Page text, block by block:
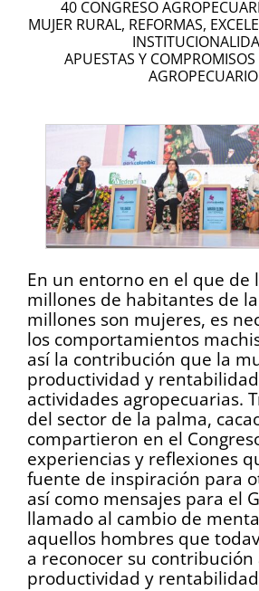
40 CONGRESO
MUJER RURAL, REFORMAS,
APUESTAS Y COMPROMISOS
AGROPECUARIO
En un entorno en el que de
millones de habitantes de
millones son mujeres, es
los comportamientos
así la contribución que la
productividad y
actividades agropecuarias.
del sector de la palma,
compartieron en el
experiencias y reflexiones
fuente de inspiración para
así como mensajes para el
llamado al cambio de
aquellos hombres que
a reconocer su contribución
productividad y